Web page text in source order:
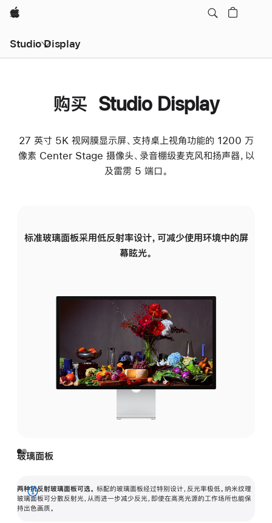
Apple
Studio Display
购买 Studio Display
27 英寸 5K 视网膜显示屏、支持桌上视角功能的 1200 万
像素 Center Stage 摄像头、录音棚级麦克风和扬声器，以
及雷雳 5 端口。
标准玻璃面板采用低反射率设计，可减少使用环境中的屏
幕眩光。
玻璃面板
两种抗反射玻璃面板可选。 标配的玻璃面板经过特别设计，反光率极低。纳米纹理
玻璃面板可分散反射光，从而进一步减少反光，即使在高亮光源的工作场所也能保
持出色画质。
展
开